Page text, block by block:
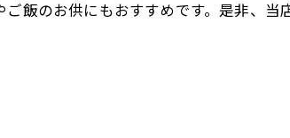
飯のお供にもおすすめです。是非、当